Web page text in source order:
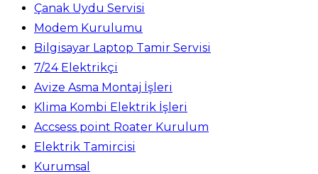
Çanak Uydu Servisi
Modem Kurulumu
Bilgisayar Laptop Tamir Servisi
7/24 Elektrikçi
Avize Asma Montaj İşleri
Klima Kombi Elektrik İşleri
Accsess point Roater Kurulum
Elektrik Tamircisi
Kurumsal